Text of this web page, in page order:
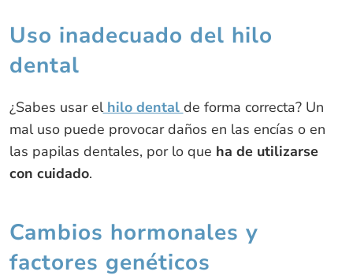
Uso inadecuado del hilo
dental
¿Sabes usar elhilo dental de forma correcta? Un
mal uso puede provocar daños en las encías o en
las papilas dentales, por lo que ha de utilizarse
con cuidado.
Cambios hormonales y
factores genéticos